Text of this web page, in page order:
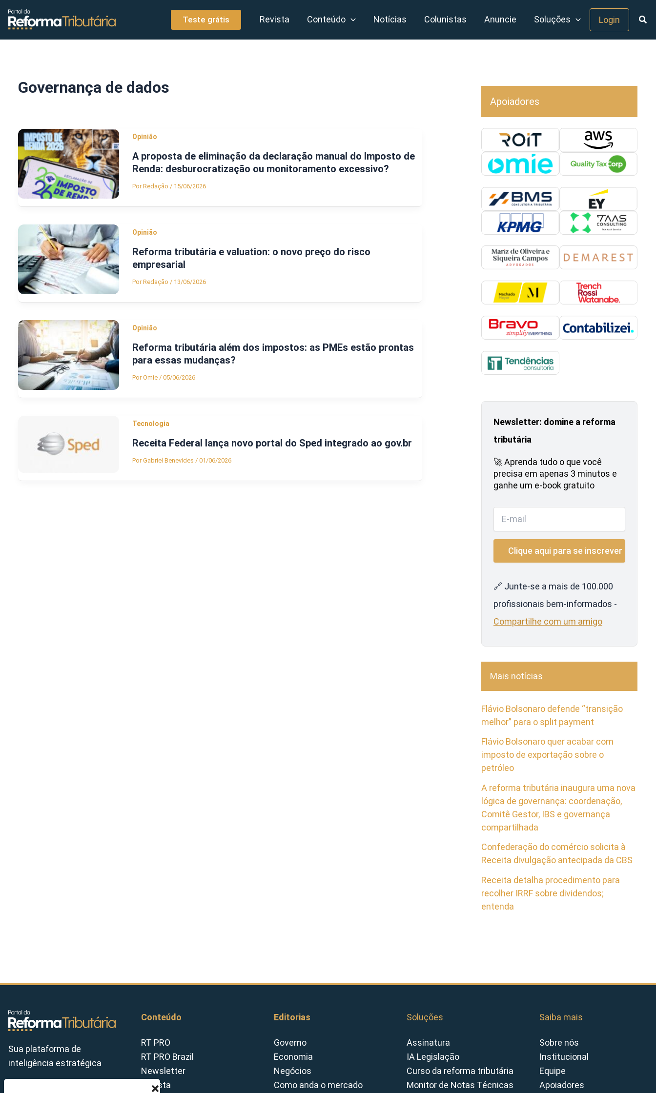
conteúdo
Teste grátis Revista Conteúdo Notícias Colunistas Anuncie Soluções Login
Governança de dados
Opinião
A proposta de eliminação da declaração manual do Imposto de
Renda: desburocratização ou monitoramento excessivo?
PorRedação / 15/06/2026
Opinião
Reforma tributária e valuation: o novo preço do risco
empresarial
PorRedação / 13/06/2026
Opinião
Reforma tributária além dos impostos: as PMEs estão prontas
para essas mudanças?
PorOmie / 05/06/2026
Tecnologia
Receita Federal lança novo portal do Sped integrado ao gov.br
PorGabriel Benevides / 01/06/2026
Apoiadores
Newsletter: domine a reforma
tributária
🚀 Aprenda tudo o que você
precisa em apenas 3 minutos e
ganhe um e-book gratuito
🔗 Junte-se a mais de 100.000
profissionais bem-informados -
Compartilhe com um amigo
Mais notícias
Flávio Bolsonaro defende “transição
melhor” para o split payment
Flávio Bolsonaro quer acabar com
imposto de exportação sobre o
petróleo
A reforma tributária inaugura uma nova
lógica de governança: coordenação,
Comitê Gestor, IBS e governança
compartilhada
Confederação do comércio solicita à
Receita divulgação antecipada da CBS
Receita detalha procedimento para
recolher IRRF sobre dividendos;
entenda
Sua plataforma de
inteligência estratégica
Conteúdo
RT PRO
RT PRO Brazil
Newsletter
Revista
Editorias
Governo
Economia
Negócios
Como anda o mercado
Soluções
Assinatura
IA Legislação
Curso da reforma tributária
Monitor de Notas Técnicas
Saiba mais
Sobre nós
Institucional
Equipe
Apoiadores